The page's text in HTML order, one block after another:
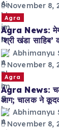
November 8,
Agra
Agra News:
‘श्री खंडा साहिब’
Abhimanyu
November 8,
Agra
Agra News:
आग; चालक ने
Abhimanyu
November 8,